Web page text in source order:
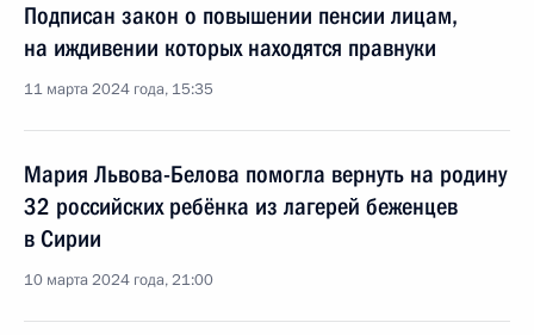
Подписан закон о повышении пенсии лицам,
на иждивении которых находятся правнуки
11 марта 2024 года, 15:35
Мария Львова-Белова помогла вернуть на родину
32 российских ребёнка из лагерей беженцев
в Сирии
10 марта 2024 года, 21:00